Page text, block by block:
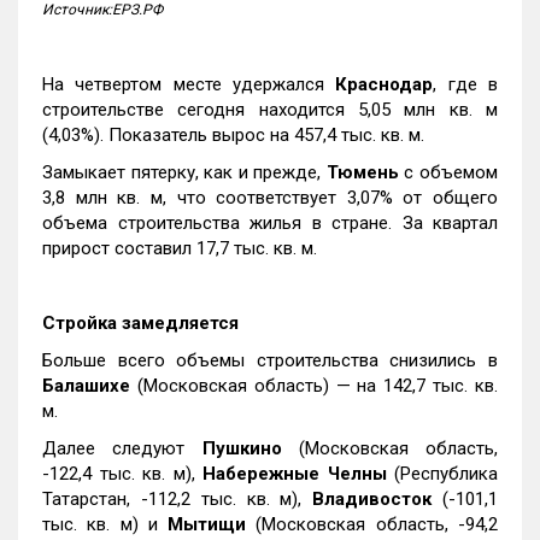
Источник:ЕРЗ.РФ
На четвертом месте удержался Краснодар, где в
строительстве сегодня находится 5,05 млн кв. м
(4,03%). Показатель вырос на 457,4 тыс. кв. м.
Замыкает пятерку, как и прежде, Тюмень с объемом
3,8 млн кв. м, что соответствует 3,07% от общего
объема строительства жилья в стране. За квартал
прирост составил 17,7 тыс. кв. м.
Стройка замедляется
Больше всего объемы строительства снизились в
Балашихе (Московская область) — на 142,7 тыс. кв.
м.
Далее следуют Пушкино (Московская область,
-122,4 тыс. кв. м), Набережные Челны(Республика
Татарстан, -112,2 тыс. кв. м), Владивосток(-101,1
тыс. кв. м) и Мытищи (Московская область, -94,2